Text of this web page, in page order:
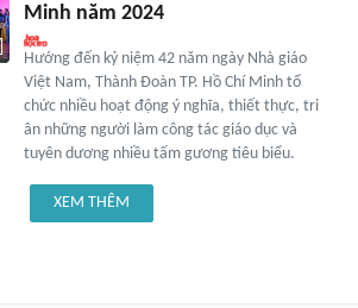
Minh năm 2024
Hướng đến kỷ niệm 42 năm ngày Nhà giáo
Việt Nam, Thành Đoàn TP. Hồ Chí Minh tổ
chức nhiều hoạt động ý nghĩa, thiết thực, tri
ân những người làm công tác giáo dục và
tuyên dương nhiều tấm gương tiêu biểu.
XEM THÊM